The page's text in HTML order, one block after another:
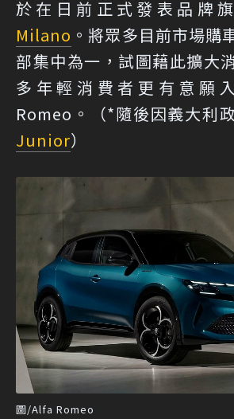
於在日前正式發表品牌
Milano 。將眾多目前市場購
部集中為一，試圖藉此擴大
多年輕消費者更有意願
Romeo。（*隨後因義大利
Junior）
圖/Alfa Romeo